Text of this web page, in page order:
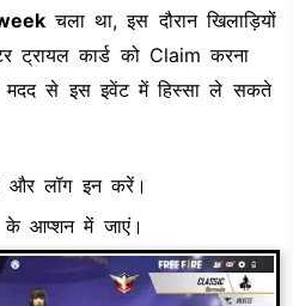
चला था, इस दौरान खिलाड़ियों
ट्रायल कार्ड को Claim करना
से इस इवेंट में हिस्सा ले सकते
लॉग इन करें।
के आप्शन में जाएं।